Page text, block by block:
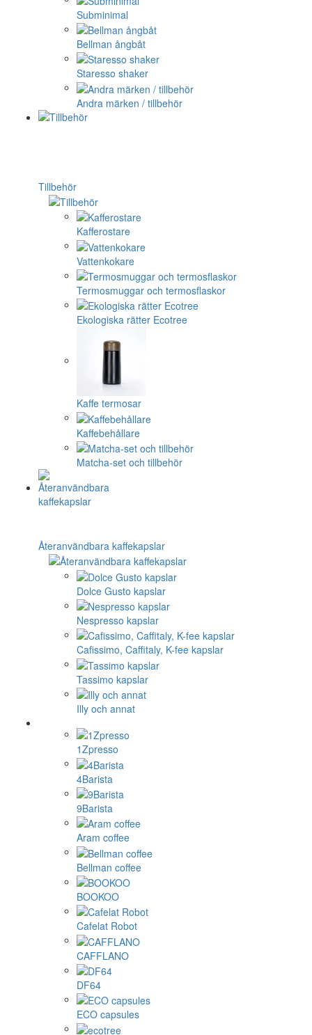
Subminimal
Bellman ångbåt
Staresso shaker
Andra märken / tillbehör
Tillbehör
Kafferostare
Vattenkokare
Termosmuggar och termosflaskor
Ekologiska rätter Ecotree
Kaffe termosar
Kaffebehållare
Matcha-set och tillbehör
Återanvändbara kaffekapslar
Dolce Gusto kapslar
Nespresso kapslar
Cafissimo, Caffitaly, K-fee kapslar
Tassimo kapslar
Illy och annat
1Zpresso
4Barista
9Barista
Aram coffee
Bellman coffee
BOOKOO
Cafelat Robot
CAFFLANO
DF64
ECO capsules